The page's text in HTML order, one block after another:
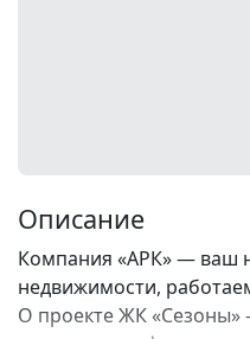
Описание
Компания «АРК» — ваш
недвижимости,
О проекте ЖК